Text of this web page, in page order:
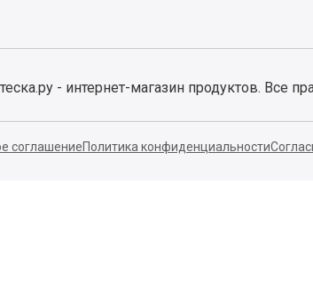
- интернет-магазин продуктов. Все
соглашениеПолитика конфиденциальности